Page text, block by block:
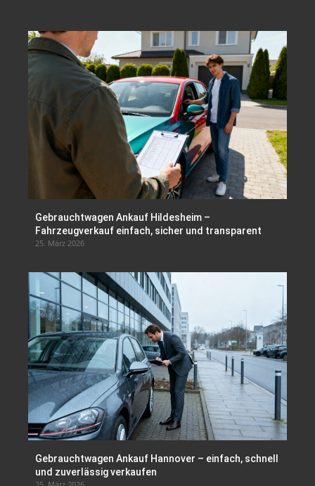
Gebrauchtwagen Ankauf Hildesheim –
Fahrzeugverkauf einfach, sicher und transparent
25. März 2026
Gebrauchtwagen Ankauf Hannover – einfach, schnell
und zuverlässig verkaufen